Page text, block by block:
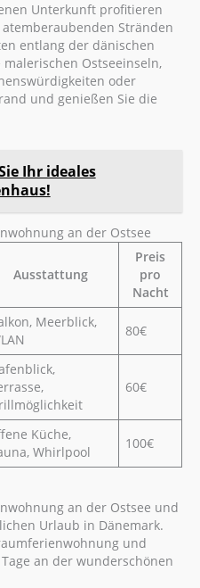
Unterkunft profitieren
Stränden
entlang der dänischen
Ostseeinseln,
oder
und genießen Sie die
Ihr ideales
an der Ostsee
Ausstattung
Preis
pro
Nacht
Meerblick,
80€
60€
Küche,
Whirlpool
100€
an der Ostsee und
Urlaub in Dänemark.
und
an der wunderschönen